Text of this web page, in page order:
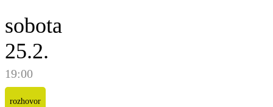
sobota
25.2.
19:00
rozhovor